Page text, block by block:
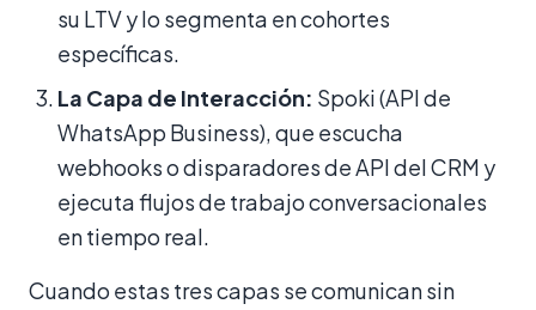
su LTV y lo segmenta en cohortes
específicas.
La Capa de Interacción: Spoki (API de
WhatsApp Business), que escucha
webhooks o disparadores de API del CRM y
ejecuta flujos de trabajo conversacionales
en tiempo real.
Cuando estas tres capas se comunican sin